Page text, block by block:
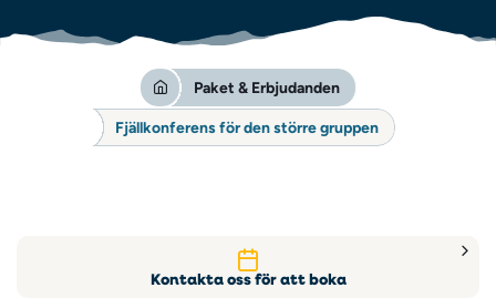
Paket & Erbjudanden
Fjällkonferens för den större gruppen
Kontakta oss för att boka